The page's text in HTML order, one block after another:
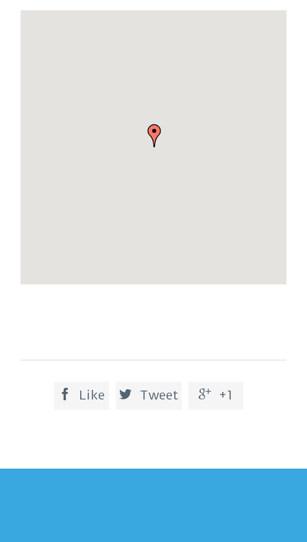
 Like  Tweet  +1